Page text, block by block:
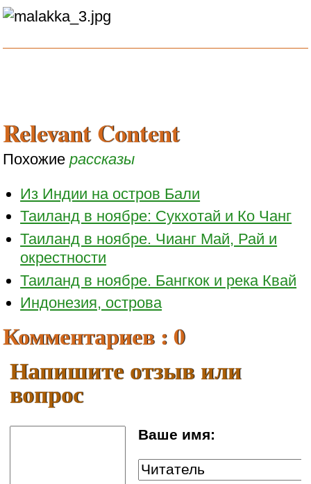
Relevant Content
Похожиерассказы
Из Индии на остров Бали
Таиланд в ноябре: Сукхотай и Ко Чанг
Таиланд в ноябре. Чианг Май, Рай и
окрестности
Таиланд в ноябре. Бангкок и река Квай
Индонезия, острова
Комментариев : 0
Напишите отзыв или
вопрос
Ваше имя: